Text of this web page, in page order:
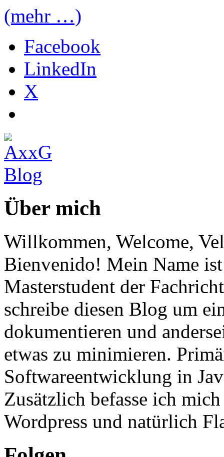
(mehr …)
Facebook
LinkedIn
X
Über mich
Willkommen, Welcome,
Bienvenido! Mein Name
Masterstudent der
schreibe diesen Blog um
dokumentieren und
etwas zu minimieren.
Softwareentwicklung in
Zusätzlich befasse ich
Wordpress und natürlich